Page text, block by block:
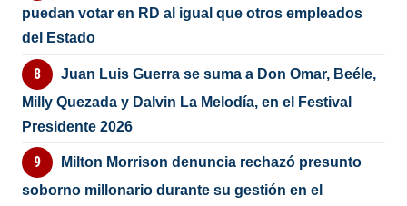
puedan votar en RD al igual que otros empleados
del Estado
Juan Luis Guerra se suma a Don Omar, Beéle,
Milly Quezada y Dalvin La Melodía, en el Festival
Presidente 2026
Milton Morrison denuncia rechazó presunto
soborno millonario durante su gestión en el